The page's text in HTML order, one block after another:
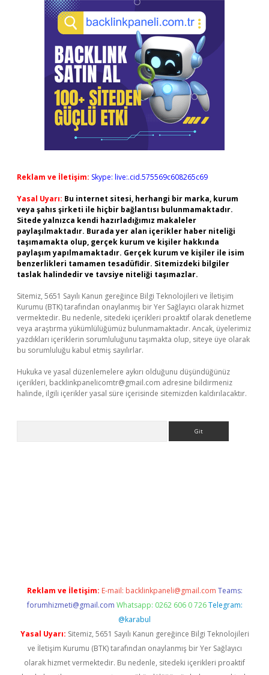
Reklam ve İletişim: Skype: live:.cid.575569c608265c69
Yasal Uyarı: Bu internet sitesi, herhangi bir marka, kurum
veya şahıs şirketi ile hiçbir bağlantısı bulunmamaktadır.
Sitede yalnızca kendi hazırladığımız makaleler
paylaşılmaktadır. Burada yer alan içerikler haber niteliği
taşımamakta olup, gerçek kurum ve kişiler hakkında
paylaşım yapılmamaktadır. Gerçek kurum ve kişiler ile isim
benzerlikleri tamamen tesadüfidir. Sitemizdeki bilgiler
taslak halindedir ve tavsiye niteliği taşımazlar.
Sitemiz, 5651 Sayılı Kanun gereğince Bilgi Teknolojileri ve İletişim
Kurumu (BTK) tarafından onaylanmış bir Yer Sağlayıcı olarak hizmet
vermektedir. Bu nedenle, sitedeki içerikleri proaktif olarak denetleme
veya araştırma yükümlülüğümüz bulunmamaktadır. Ancak, üyelerimiz
yazdıkları içeriklerin sorumluluğunu taşımakta olup, siteye üye olarak
bu sorumluluğu kabul etmiş sayılırlar.
Hukuka ve yasal düzenlemelere aykırı olduğunu düşündüğünüz
içerikleri, backlinkpanelicomtr@gmail.com adresine bildirmeniz
halinde, ilgili içerikler yasal süre içerisinde sitemizden kaldırılacaktır.
Reklam ve İletişim: E-mail: backlinkpaneli@gmail.com Teams:
forumhizmeti@gmail.com Whatsapp: 0262 606 0 726 Telegram:
@karabul
Yasal Uyarı: Sitemiz, 5651 Sayılı Kanun gereğince Bilgi Teknolojileri
ve İletişim Kurumu (BTK) tarafından onaylanmış bir Yer Sağlayıcı
olarak hizmet vermektedir. Bu nedenle, sitedeki içerikleri proaktif